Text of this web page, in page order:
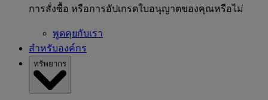
การสั่งซื้อ หรือการอัปเกรดใบอนุญาตของคุณหรือไม่
พูดคุยกับเรา
สำหรับองค์กร
ทรัพยากร